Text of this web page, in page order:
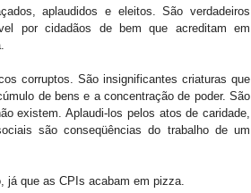
aplaudidos e eleitos. São verdadeiros
por cidadãos de bem que acreditam em
corruptos. São insignificantes criaturas que
de bens e a concentração de poder. São
existem. Aplaudi-los pelos atos de caridade,
são conseqüências do trabalho de um
já que as CPIs acabam em pizza.